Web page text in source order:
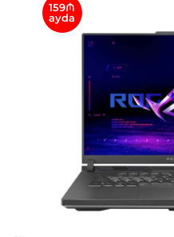
159₼
ayda